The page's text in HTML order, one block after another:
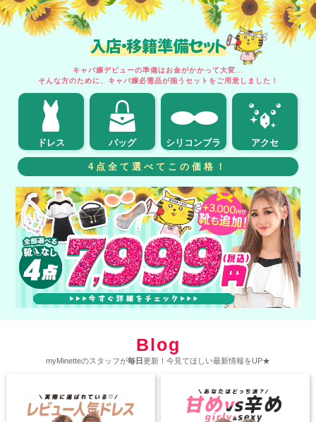
入店・移籍準備セット
キャバ嬢デビューの準備はお金がかかって大変...
そんな方のために、キャバ嬢必需品が揃うセットをご用意しました！
ドレス バッグ シリコンブラ アクセ
4点全て選べてこの価格！
Blog
myMinetteのスタッフが毎日更新！今見てほしい最新情報をUP★